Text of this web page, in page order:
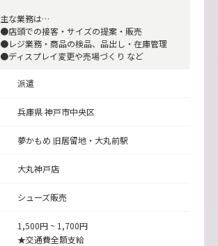
主な業務は…
●店頭での接客・サイズの提案・販売
●レジ業務・商品の検品、品出し・在庫管理
●ディスプレイ変更や売場づくり など
派遣
兵庫県 神戸市中央区
夢かもめ 旧居留地・大丸前駅
大丸神戸店
シューズ販売
1,500円 ~ 1,700円
★交通費全額支給